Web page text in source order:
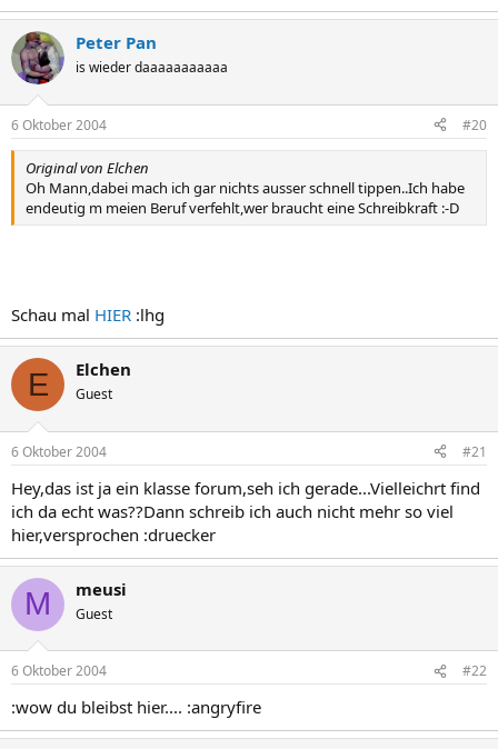
Peter Pan
is wieder daaaaaaaaaaa
6 Oktober 2004 #20
Original von Elchen
Oh Mann,dabei mach ich gar nichts ausser schnell tippen..Ich habe
endeutig m meien Beruf verfehlt,wer braucht eine Schreibkraft :-D
Schau mal HIER :lhg
E Elchen
Guest
6 Oktober 2004 #21
Hey,das ist ja ein klasse forum,seh ich gerade...Vielleichrt find
ich da echt was??Dann schreib ich auch nicht mehr so viel
hier,versprochen :druecker
M meusi
Guest
6 Oktober 2004 #22
:wow du bleibst hier.... :angryfire